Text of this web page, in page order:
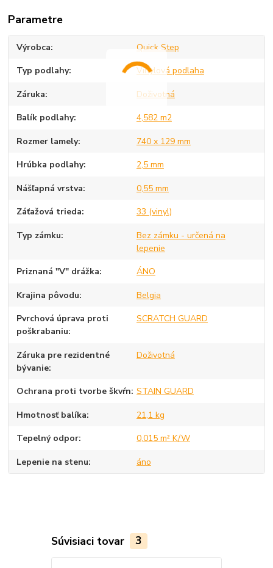
Parametre
Výrobca Quick Step
Typ podlahy Vinylová podlaha
Záruka Doživotná
Balík podlahy 4,582 m2
Rozmer lamely 740 x 129 mm
Hrúbka podlahy 2,5 mm
Nášľapná vrstva 0,55 mm
Záťažová trieda 33 (vinyl)
Typ zámku
Bez zámku - určená na
lepenie
Priznaná "V" drážka ÁNO
Krajina pôvodu Belgia
Pvrchová úprava proti
poškrabaniu
SCRATCH GUARD
Záruka pre rezidentné
bývanie
Doživotná
Ochrana proti tvorbe škvŕn STAIN GUARD
Hmotnosť balíka 21,1 kg
Tepelný odpor 0,015 m² K/W
Lepenie na stenu áno
Súvisiaci tovar 3